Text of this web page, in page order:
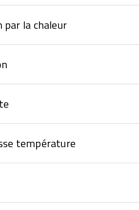
par la chaleur
température